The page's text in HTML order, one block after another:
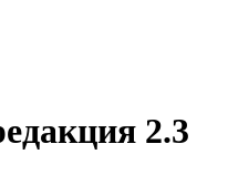
2.3